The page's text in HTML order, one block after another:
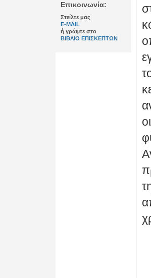
Επικοινωνία:
Στείλτε μας
E-MAIL
ή γράψτε στο
ΒΙΒΛΙΟ ΕΠΙΣΚΕΠΤΩΝ